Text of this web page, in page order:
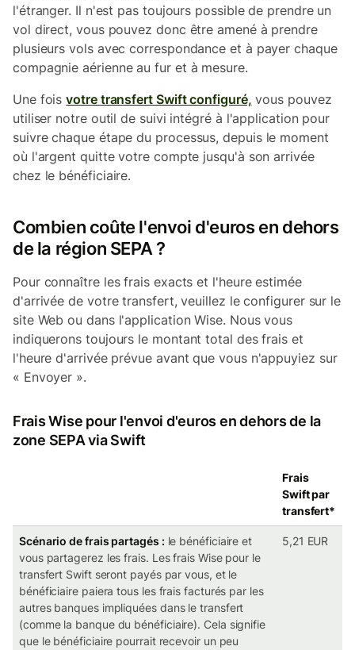
l'étranger. Il n'est pas toujours possible de prendre un
vol direct, vous pouvez donc être amené à prendre
plusieurs vols avec correspondance et à payer chaque
compagnie aérienne au fur et à mesure.
Une foisvotre transfert Swift configuré, vous pouvez
utiliser notre outil de suivi intégré à l'application pour
suivre chaque étape du processus, depuis le moment
où l'argent quitte votre compte jusqu'à son arrivée
chez le bénéficiaire.
Combien coûte l'envoi d'euros en dehors
de la région SEPA ?
Pour connaître les frais exacts et l'heure estimée
d'arrivée de votre transfert, veuillez le configurer sur le
site Web ou dans l'application Wise. Nous vous
indiquerons toujours le montant total des frais et
l'heure d'arrivée prévue avant que vous n'appuyiez sur
« Envoyer ».
Frais Wise pour l'envoi d'euros en dehors de la
zone SEPA via Swift
Frais
Swift par
transfert*
Scénario de frais partagés : le bénéficiaire et
vous partagerez les frais. Les frais Wise pour le
transfert Swift seront payés par vous, et le
bénéficiaire paiera tous les frais facturés par les
autres banques impliquées dans le transfert
(comme la banque du bénéficiaire). Cela signifie
que le bénéficiaire pourrait recevoir un peu
5,21 EUR